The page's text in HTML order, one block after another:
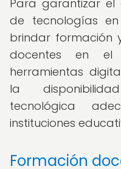
Para garantizar el
de tecnologías
brindar formación
docentes en
herramientas
la
tecnológica
instituciones
Formación